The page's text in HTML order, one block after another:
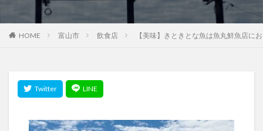
HOME 富山市 飲食店 【美味】きときとな魚は魚丸鮮魚店に